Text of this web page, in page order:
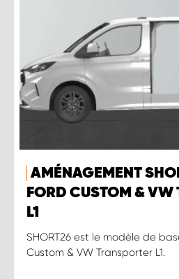
AMÉNAGEMENT
FORD CUSTOM & VW
L1
SHORT26 est le modèle de
Custom & VW Transporter L1.